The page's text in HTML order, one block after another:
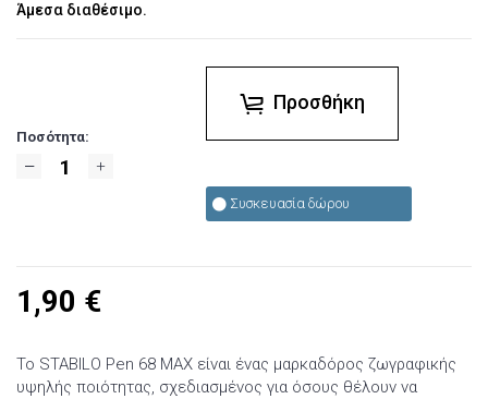
Άμεσα διαθέσιμο.
Ποσότητα:
Προσθήκη
Συσκευασία δώρου
1,90 €
Το STABILO Pen 68 MAX είναι ένας μαρκαδόρος ζωγραφικής
υψηλής ποιότητας, σχεδιασμένος για όσους θέλουν να